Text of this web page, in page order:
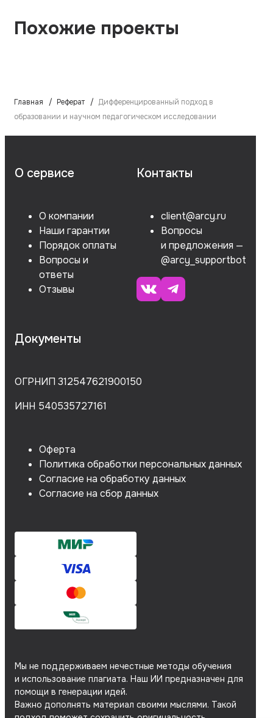
Похожие проекты
Главная Реферат
Дифференцированный подход в
образовании и научном педагогическом исследовании
О сервисе
О компании
Наши гарантии
Порядок оплаты
Вопросы и
ответы
Отзывы
Контакты
client@arcy.ru
Вопросы
и предложения —
@arcy_supportbot
Документы
ОГРНИП 312547621900150
ИНН 540535727161
Оферта
Политика обработки персональных данных
Согласие на обработку данных
Согласие на сбор данных
Мы не поддерживаем нечестные методы обучения
и использование плагиата. Наш ИИ предназначен для
помощи в генерации идей.
Важно дополнять материал своими мыслями. Такой